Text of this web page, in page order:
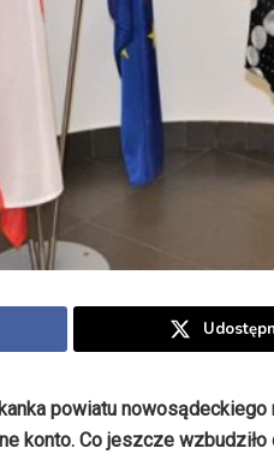
powiatu
konto. Co jeszcze